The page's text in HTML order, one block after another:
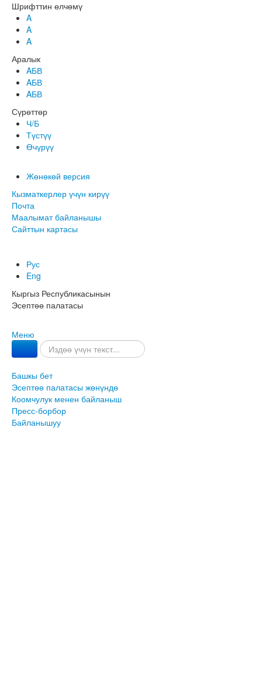
Шрифттин өлчөмү
A
A
A
Аралык
AБВ
AБВ
AБВ
Сүрөттөр
Ч/Б
Түстүү
Өчүрүү
Жөнөкөй версия
Кызматкерлер үчүн кирүү
Почта
Маалымат байланышы
Сайттын картасы
Рус
Eng
Кыргыз Республикасынын
Эсептөө палатасы
Меню
Башкы бет
Эсептөө палатасы жөнүндө
Коомчулук менен байланыш
Пресс-борбор
Байланышуу